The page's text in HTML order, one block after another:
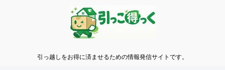
引っ越しをお得に済ませるための情報発信サイトです。